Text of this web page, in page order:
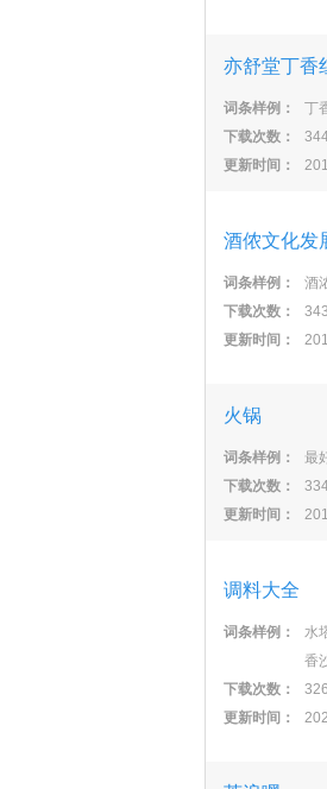
亦舒堂丁香
词条样例：
丁
下载次数：
更新时间：
酒侬文化发
词条样例：
酒
下载次数：
更新时间：
火锅
词条样例：
最
下载次数：
更新时间：
调料大全
词条样例：
水
香
下载次数：
更新时间：